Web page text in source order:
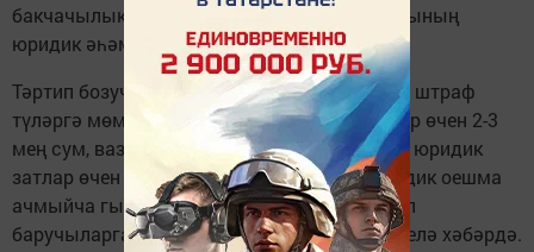
бакчачылык ширкәте әгъзасы булу-булмавының
юридик әһәмияте юк.
Тәртип бозучы кисәтү белән котылырга яки штраф
түләргә мөмкин, диде Аванесов. Гражданнар өчен 2-3
мең сум, вазифаи затлар өчен 6-15 мең сум, юридик
затлар өчен 150-200 мең сум, шулай ук юридик оешма
ачмыйча гына эшмәкәрлек эшчәнлеге алып
баручыларга 20-30 мең штраф каралган, диелә хәбәрдә.